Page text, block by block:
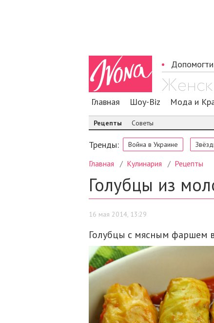
Допомогти
Главная Шоу-Biz Мода и
Рецепты Советы
Тренды: Война в Украине
Главная Кулинария Рецепты
Голубцы из
16 мая 2014, 13:29
Голубцы с мясным фаршем